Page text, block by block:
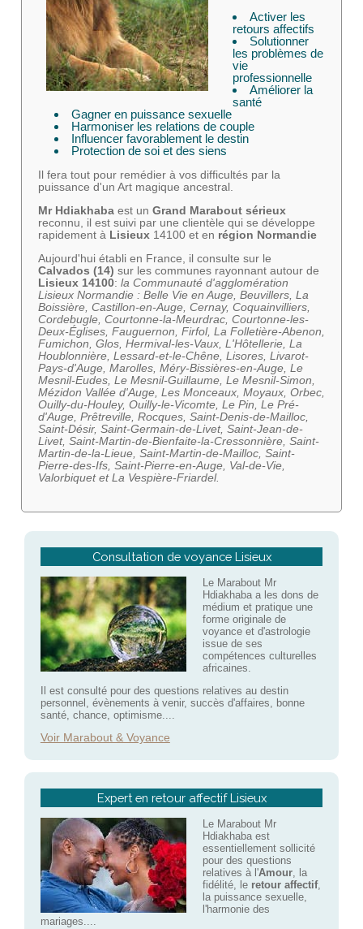
Activer les
retours affectifs
Solutionner
les problèmes de
vie
professionnelle
Améliorer la
santé
Gagner en puissance sexuelle
Harmoniser les relations de couple
Influencer favorablement le destin
Protection de soi et des siens
Il fera tout pour remédier à vos difficultés par la
puissance d'un Art magique ancestral.
Mr Hdiakhaba est un Grand Marabout sérieux
reconnu, il est suivi par une clientèle qui se développe
rapidement à Lisieux14100 et en région Normandie
Aujourd'hui établi en France, il consulte sur le
Calvados (14) sur les communes rayonnant autour de
Lisieux 14100: la Communauté d'agglomération
Lisieux Normandie : Belle Vie en Auge, Beuvillers, La
Boissière, Castillon-en-Auge, Cernay, Coquainvilliers,
Cordebugle, Courtonne-la-Meurdrac, Courtonne-les-
Deux-Églises, Fauguernon, Firfol, La Folletière-Abenon,
Fumichon, Glos, Hermival-les-Vaux, L'Hôtellerie, La
Houblonnière, Lessard-et-le-Chêne, Lisores, Livarot-
Pays-d'Auge, Marolles, Méry-Bissières-en-Auge, Le
Mesnil-Eudes, Le Mesnil-Guillaume, Le Mesnil-Simon,
Mézidon Vallée d'Auge, Les Monceaux, Moyaux, Orbec,
Ouilly-du-Houley, Ouilly-le-Vicomte, Le Pin, Le Pré-
d'Auge, Prêtreville, Rocques, Saint-Denis-de-Mailloc,
Saint-Désir, Saint-Germain-de-Livet, Saint-Jean-de-
Livet, Saint-Martin-de-Bienfaite-la-Cressonnière, Saint-
Martin-de-la-Lieue, Saint-Martin-de-Mailloc, Saint-
Pierre-des-Ifs, Saint-Pierre-en-Auge, Val-de-Vie,
Valorbiquet et La Vespière-Friardel.
Consultation de voyance Lisieux
Le Marabout Mr
Hdiakhaba a les dons de
médium et pratique une
forme originale de
voyance et d'astrologie
issue de ses
compétences culturelles
africaines.
Il est consulté pour des questions relatives au destin
personnel, évènements à venir, succès d'affaires, bonne
santé, chance, optimisme....
Voir Marabout & Voyance
Expert en retour affectif Lisieux
Le Marabout Mr
Hdiakhaba est
essentiellement sollicité
pour des questions
relatives à l'Amour, la
fidélité, le retour affectif,
la puissance sexuelle,
l'harmonie des
mariages....